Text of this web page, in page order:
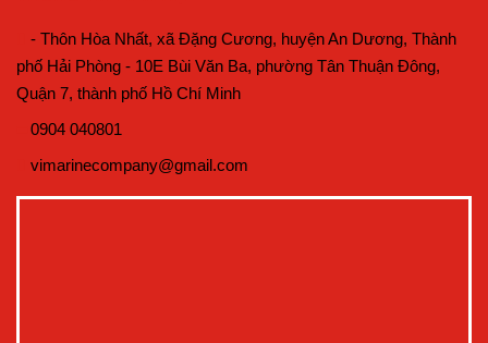
- Thôn Hòa Nhất, xã Đặng Cương, huyện An Dương, Thành
phố Hải Phòng - 10E Bùi Văn Ba, phường Tân Thuận Đông,
Quận 7, thành phố Hồ Chí Minh
0904 040801
vimarinecompany@gmail.com